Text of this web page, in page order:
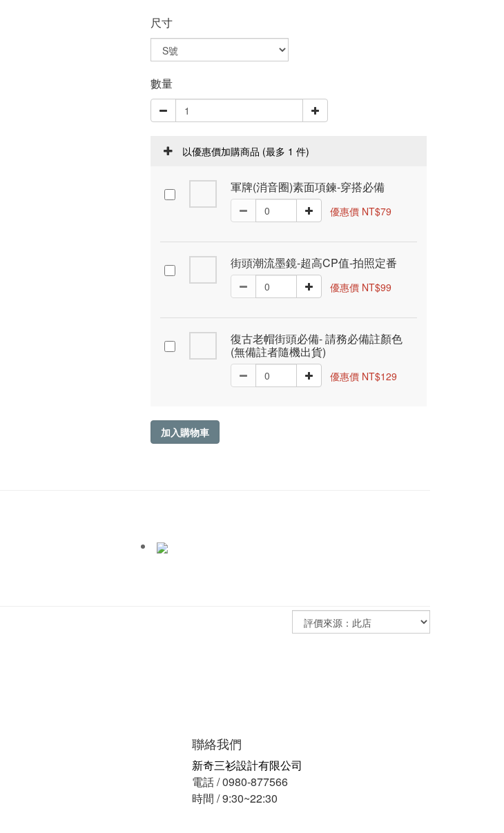
尺寸
數量
以優惠價加購商品 (最多 1 件)
軍牌(消音圈)素面項鍊-穿搭必備
優惠價 NT$79
街頭潮流墨鏡-超高CP值-拍照定番
優惠價 NT$99
復古老帽街頭必備- 請務必備註顏色
(無備註者隨機出貨)
優惠價 NT$129
加入購物車
聯絡我們
新奇三衫設計有限公司
電話 / 0980-877566
時間 / 9:30~22:30